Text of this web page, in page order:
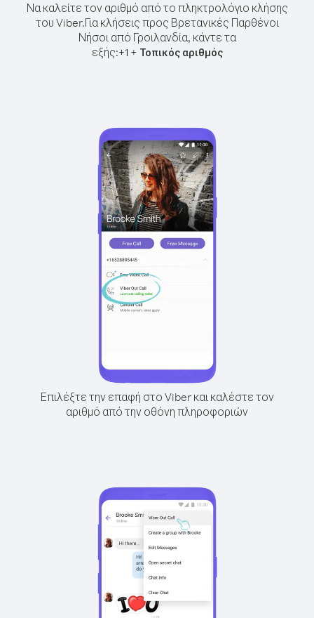
Να καλείτε τον αριθμό από το πληκτρολόγιο κλήσης
του Viber.Για κλήσεις προς Βρετανικές Παρθένοι
Νήσοι από Γροιλανδία, κάντε τα
εξής:+1+ Τοπικός αριθμός
Επιλέξτε την επαφή στο Viber και καλέστε τον
αριθμό από την οθόνη πληροφοριών